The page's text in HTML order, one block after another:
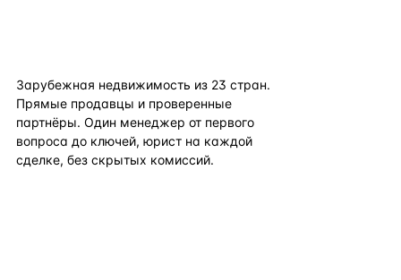
Зарубежная недвижимость из 23 стран.
Прямые продавцы и проверенные
партнёры. Один менеджер от первого
вопроса до ключей, юрист на каждой
сделке, без скрытых комиссий.